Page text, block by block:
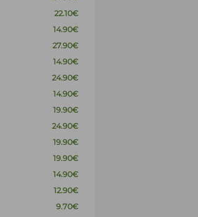
22.10€
14.90€
27.90€
14.90€
24.90€
14.90€
19.90€
24.90€
19.90€
19.90€
14.90€
12.90€
9.70€